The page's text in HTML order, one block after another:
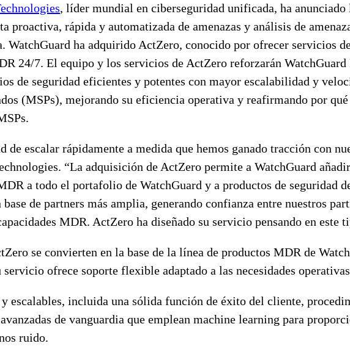
, líder mundial en ciberseguridad unificada, ha
proactiva, rápida y automatizada de amenazas y análisis de
WatchGuard ha adquirido ActZero, conocido por ofrecer servicios
24/7. El equipo y los servicios de ActZero reforzarán
de seguridad eficientes y potentes con mayor escalabilidad y
(MSPs), mejorando su eficiencia operativa y reafirmando por
de escalar rápidamente a medida que hemos ganado tracción con
“La adquisición de ActZero permite a WatchGuard
a todo el portafolio de WatchGuard y a productos de seguridad
de partners más amplia, generando confianza entre nuestros
MDR. ActZero ha diseñado su servicio pensando en este
se convierten en la base de la línea de productos MDR de
ofrece soporte flexible adaptado a las necesidades
escalables, incluida una sólida función de éxito del cliente,
de vanguardia que emplean machine learning para
ruido.